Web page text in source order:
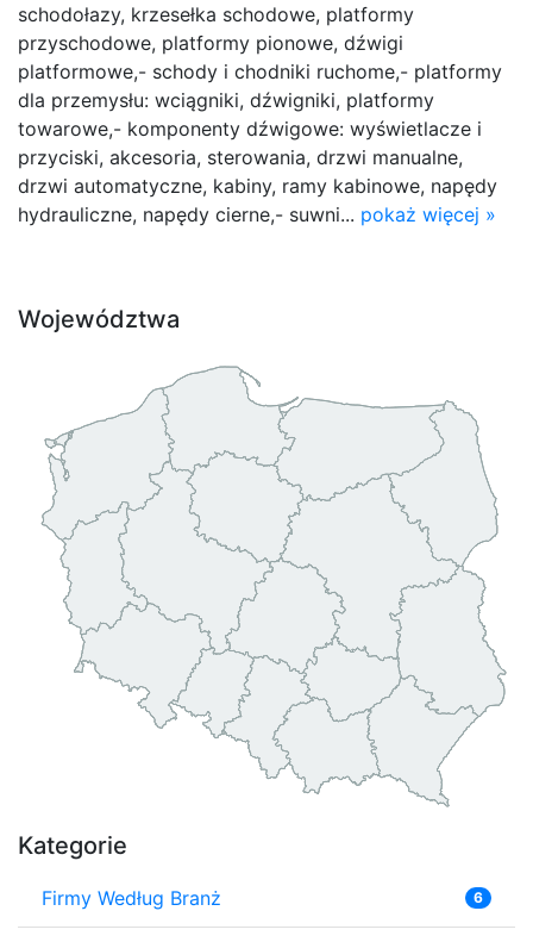
schodołazy, krzesełka schodowe, platformy
przyschodowe, platformy pionowe, dźwigi
platformowe,- schody i chodniki ruchome,- platformy
dla przemysłu: wciągniki, dźwigniki, platformy
towarowe,- komponenty dźwigowe: wyświetlacze i
przyciski, akcesoria, sterowania, drzwi manualne,
drzwi automatyczne, kabiny, ramy kabinowe, napędy
hydrauliczne, napędy cierne,- suwni... pokaż więcej »
Województwa
Kategorie
Firmy Według Branż 6